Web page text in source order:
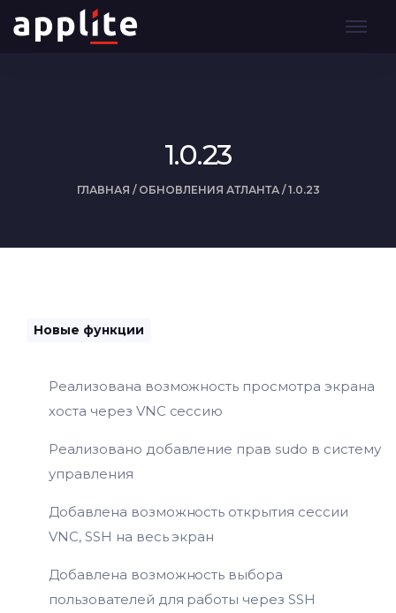
1.0.23
ГЛАВНАЯ / ОБНОВЛЕНИЯ АТЛАНТА /1.0.23
Новые функции
Реализована возможность просмотра экрана
хоста через VNC сессию
Реализовано добавление прав sudo в систему
управления
Добавлена возможность открытия сессии
VNC, SSH на весь экран
Добавлена возможность выбора
пользователей для работы через SSH